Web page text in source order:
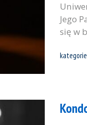
Jego
się w